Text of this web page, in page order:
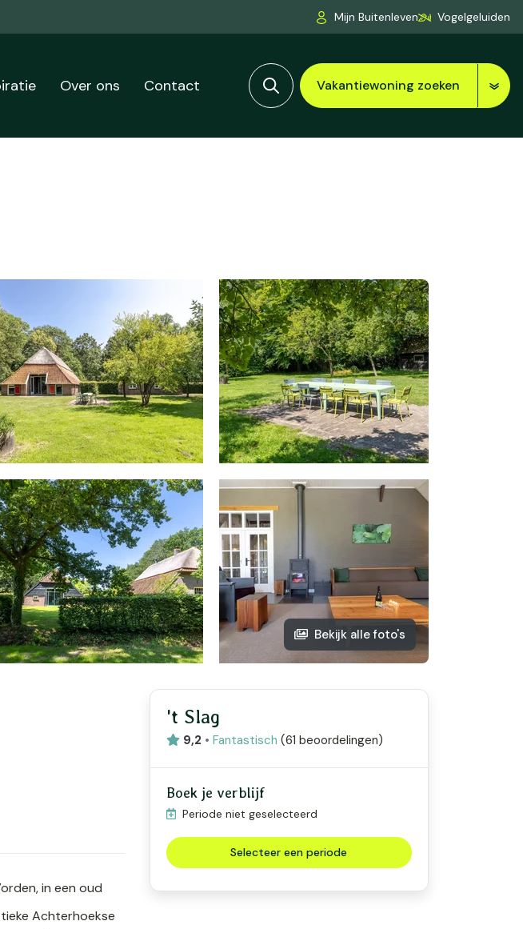
Mijn Buitenleven Vogelgeluiden
Over ons Contact Vakantiewoning zoeken
Bekijk alle foto's
in een oud
Achterhoekse
't Slag
9,2 • Fantastisch (61 beoordelingen)
Boek je verblijf
Periode niet geselecteerd
Selecteer een periode